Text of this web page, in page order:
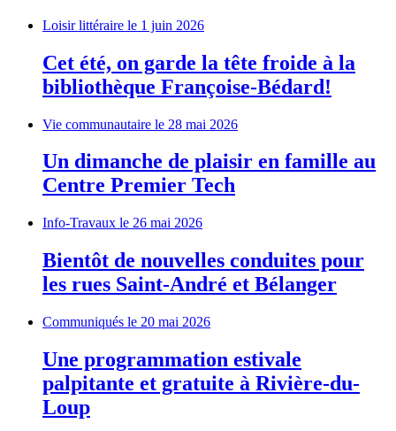
Loisir littéraire le 1 juin 2026
Cet été, on garde la tête froide à la
bibliothèque Françoise-Bédard!
Vie communautaire le 28 mai 2026
Un dimanche de plaisir en famille au
Centre Premier Tech
Info-Travaux le 26 mai 2026
Bientôt de nouvelles conduites pour
les rues Saint-André et Bélanger
Communiqués le 20 mai 2026
Une programmation estivale
palpitante et gratuite à Rivière-du-
Loup